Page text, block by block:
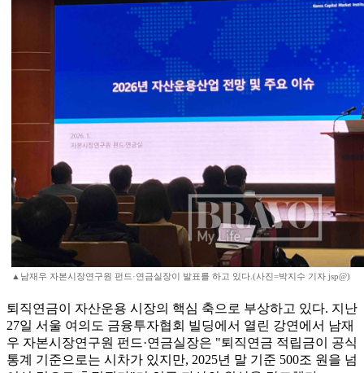
▲남재우 자본시장연구원 펀드·연금실장이 발표를 하고 있다.(사진=박지수 기자 jsp@)
퇴직연금이 자산운용 시장의 핵심 축으로 부상하고 있다. 지난
27일 서울 여의도 금융투자협회 빌딩에서 열린 강연에서 남재
우 자본시장연구원 펀드·연금실장은 "퇴직연금 적립금이 공식
통계 기준으로는 시차가 있지만, 2025년 말 기준 500조 원을 넘